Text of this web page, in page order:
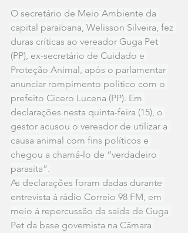
O secretário de Meio Ambiente da
capital paraibana, Welisson Silveira, fez
duras críticas ao vereador Guga Pet
(PP), ex-secretário de Cuidado e
Proteção Animal, após o parlamentar
anunciar rompimento político com o
prefeito Cícero Lucena (PP). Em
declarações nesta quinta-feira (15), o
gestor acusou o vereador de utilizar a
causa animal com fins políticos e
chegou a chamá-lo de “verdadeiro
parasita”.
As declarações foram dadas durante
entrevista à rádio Correio 98 FM, em
meio à repercussão da saída de Guga
Pet da base governista na Câmara